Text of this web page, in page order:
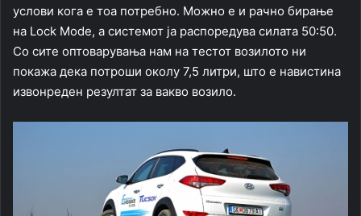
услови кога е тоа потребно. Можно е и рачно бирање
на Lock Mode, а системот ја распоредува силата 50:50.
Со сите оптоварувања нам на тестот возилото ни
покажа дека потроши околу 7,5 литри, што е навистина
извонреден резултат за вакво возило.